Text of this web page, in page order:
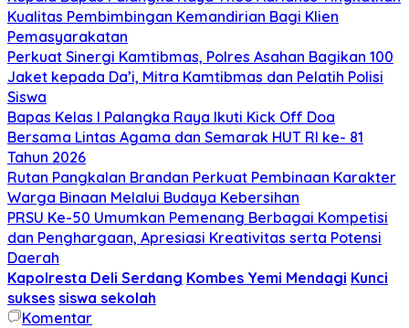
Kualitas Pembimbingan Kemandirian Bagi Klien
Pemasyarakatan
Perkuat Sinergi Kamtibmas, Polres Asahan Bagikan 100
Jaket kepada Da’i, Mitra Kamtibmas dan Pelatih Polisi
Siswa
Bapas Kelas I Palangka Raya Ikuti Kick Off Doa
Bersama Lintas Agama dan Semarak HUT RI ke- 81
Tahun 2026
Rutan Pangkalan Brandan Perkuat Pembinaan Karakter
Warga Binaan Melalui Budaya Kebersihan
PRSU Ke-50 Umumkan Pemenang Berbagai Kompetisi
dan Penghargaan, Apresiasi Kreativitas serta Potensi
Daerah
Kapolresta Deli Serdang Kombes Yemi Mendagi Kunci
sukses siswa sekolah
Komentar